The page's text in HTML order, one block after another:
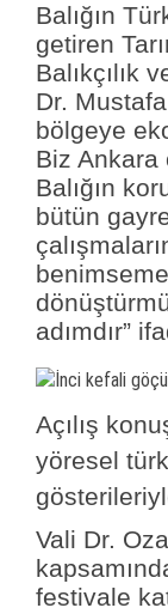
Balığın
getiren
Balıkçılık
Dr.
bölgeye
Biz
Balığın
bütün
adımdır”
Açılış
yöresel
Vali Dr.
festivale